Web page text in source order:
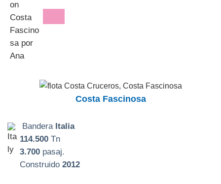
Costa Fascinosa
Bandera Italia
114.500 Tn
3.700 pasaj.
Construido 2012